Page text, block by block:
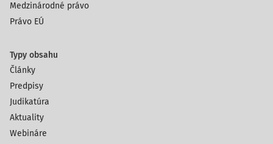
Medzinárodné právo
Právo EÚ
Typy obsahu
Články
Predpisy
Judikatúra
Aktuality
Webináre